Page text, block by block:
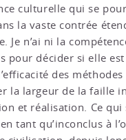
culturelle qui se
la vaste contrée
Je n’ai ni la
pour décider si elle
des méthodes
la largeur de la faille
et réalisation. Ce qui
tant qu’inconclus à